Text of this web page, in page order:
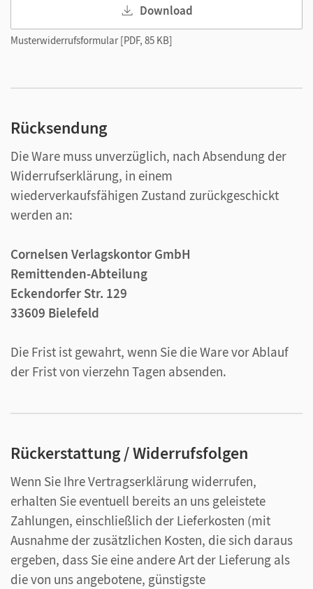
Download
Musterwiderrufsformular [PDF, 85 KB]
Rücksendung
Die Ware muss unverzüglich, nach Absendung der
Widerrufserklärung, in einem
wiederverkaufsfähigen Zustand zurückgeschickt
werden an:
Cornelsen Verlagskontor GmbH
Remittenden-Abteilung
Eckendorfer Str. 129
33609 Bielefeld
Die Frist ist gewahrt, wenn Sie die Ware vor Ablauf
der Frist von vierzehn Tagen absenden.
Rückerstattung / Widerrufsfolgen
Wenn Sie Ihre Vertragserklärung widerrufen,
erhalten Sie eventuell bereits an uns geleistete
Zahlungen, einschließlich der Lieferkosten (mit
Ausnahme der zusätzlichen Kosten, die sich daraus
ergeben, dass Sie eine andere Art der Lieferung als
die von uns angebotene, günstigste